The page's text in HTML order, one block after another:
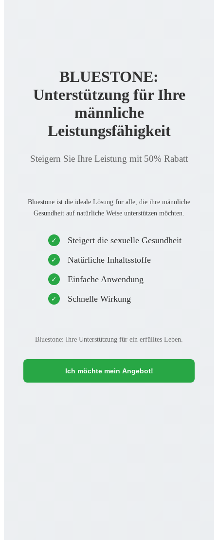
BLUESTONE:
Unterstützung für Ihre
männliche
Leistungsfähigkeit
Steigern Sie Ihre Leistung mit 50% Rabatt
Bluestone ist die ideale Lösung für alle, die ihre männliche
Gesundheit auf natürliche Weise unterstützen möchten.
Steigert die sexuelle Gesundheit
Natürliche Inhaltsstoffe
Einfache Anwendung
Schnelle Wirkung
Bluestone: Ihre Unterstützung für ein erfülltes Leben.
Ich möchte mein Angebot!